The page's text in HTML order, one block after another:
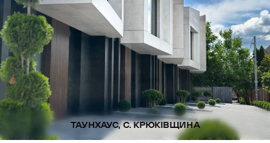
ТАУНХАУС, С. КРЮКІВЩИНА